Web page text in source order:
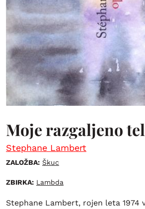
Moje razgaljeno
Stephane Lambert
ZALOŽBA: Škuc
ZBIRKA: Lambda
Stephane Lambert, rojen leta 1974